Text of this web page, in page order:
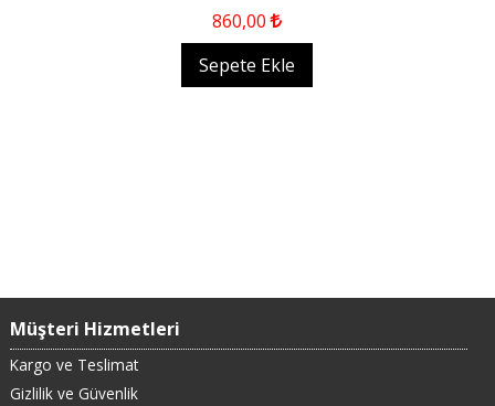
860,00
Sepete Ekle
Müşteri Hizmetleri
Kargo ve Teslimat
Gizlilik ve Güvenlik